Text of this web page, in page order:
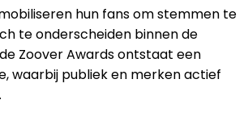
hun fans om stemmen te
te onderscheiden binnen de
Zoover Awards ontstaat een
waarbij publiek en merken actief